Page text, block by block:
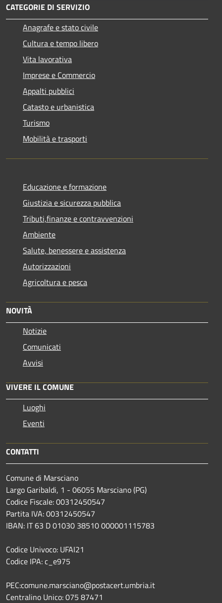
CATEGORIE DI SERVIZIO
Anagrafe e stato civile
Cultura e tempo libero
Vita lavorativa
Imprese e Commercio
Appalti pubblici
Catasto e urbanistica
Turismo
Mobilità e trasporti
Educazione e formazione
Giustizia e sicurezza pubblica
Tributi,finanze e contravvenzioni
Ambiente
Salute, benessere e assistenza
Autorizzazioni
Agricoltura e pesca
NOVITÀ
Notizie
Comunicati
Avvisi
VIVERE IL COMUNE
Luoghi
Eventi
CONTATTI
Comune di Marsciano
Largo Garibaldi, 1 - 06055 Marsciano (PG)
Codice Fiscale: 00312450547
Partita IVA: 00312450547
IBAN: IT 63 D 01030 38510 000001115783
Codice Univoco: UFAI21
Codice IPA: c_e975
PEC:comune.marsciano@postacert.umbria.it
Centralino Unico: 075 87471